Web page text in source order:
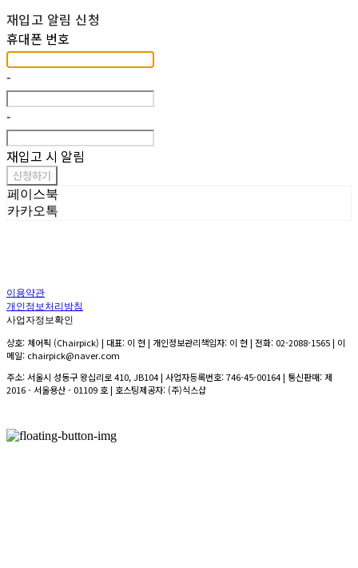
재입고 알림 신청
휴대폰 번호
-
-
재입고 시 알림
신청하기
페이스북
카카오톡
이용약관
개인정보처리방침
사업자정보확인
상호: 체어픽 (Chairpick) | 대표: 이 현 | 개인정보관리책임자: 이 현 | 전화: 02-2088-1565 | 이
메일: chairpick@naver.com
주소: 서울시 성동구 왕십리로 410, JB104 | 사업자등록번호:746-45-00164| 통신판매:제
2016 - 서울용산 - 01109 호| 호스팅제공자: (주)식스샵